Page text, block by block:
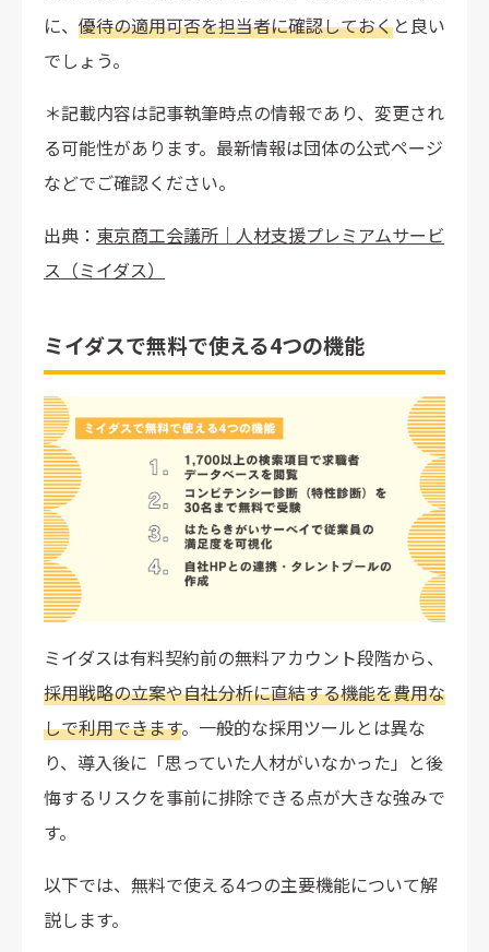
に、 優待の適用可否を担当者に確認しておくと良い
でしょう。
＊記載内容は記事執筆時点の情報であり、変更され
る可能性があります。最新情報は団体の公式ページ
などでご確認ください。
出典： 東京商工会議所｜人材支援プレミアムサービ
ス（ミイダス）
ミイダスで無料で使える4つの機能
ミイダスは有料契約前の無料アカウント段階から、
採用戦略の立案や自社分析に直結する機能を費用な
しで利用できます。一般的な採用ツールとは異な
り、導入後に「思っていた人材がいなかった」と後
悔するリスクを事前に排除できる点が大きな強みで
す。
以下では、無料で使える4つの主要機能について解
説します。